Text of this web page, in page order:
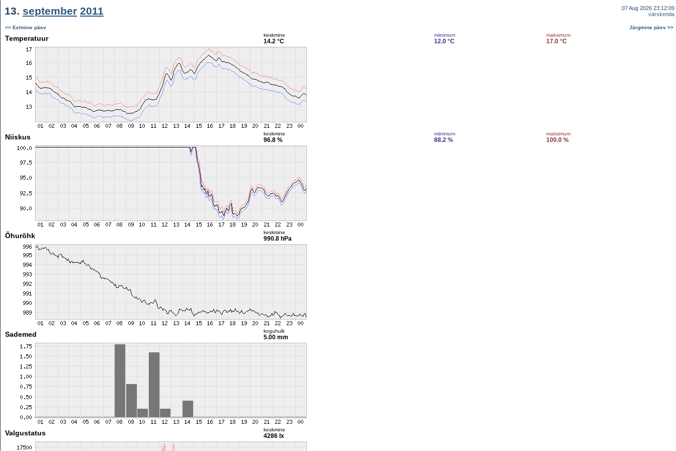
13. september 2011
07 Aug 2026 23:12:09
värskenda
<< Eelmine päev Järgmine päev >>
Temperatuur keskmine
14.2 °C
miinimum
12.0 °C
maksimum
17.0 °C
Niiskus keskmine
96.8 %
miinimum
88.2 %
maksimum
100.0 %
Õhurõhk keskmine
990.8 hPa
Sademed koguhulk
5.00 mm
Valgustatus keskmine
4286 lx